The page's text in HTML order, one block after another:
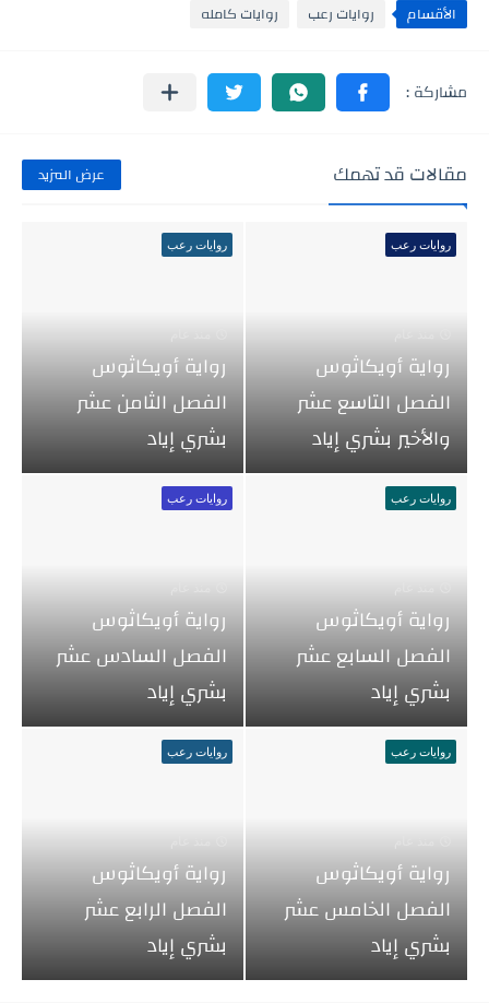
الأقسام روايات رعب روايات كامله
مقالات قد تهمك عرض المزيد
روايات رعب
رواية أويكاثوس
الفصل التاسع عشر
والأخير بشري إياد
روايات رعب
رواية أويكاثوس
الفصل الثامن عشر
بشري إياد
روايات رعب
رواية أويكاثوس
الفصل السابع عشر
بشري إياد
روايات رعب
رواية أويكاثوس
الفصل السادس عشر
بشري إياد
روايات رعب
رواية أويكاثوس
الفصل الخامس عشر
بشري إياد
روايات رعب
رواية أويكاثوس
الفصل الرابع عشر
بشري إياد